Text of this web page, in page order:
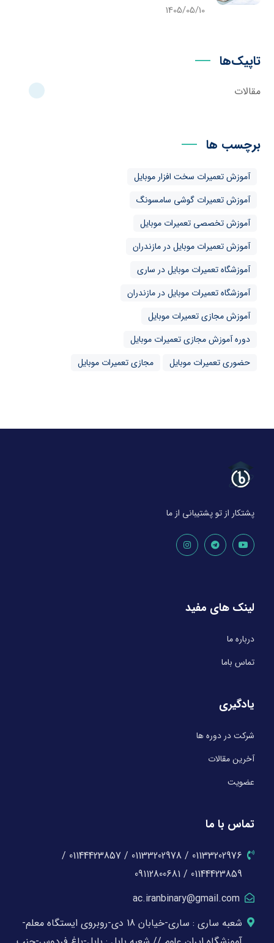
1405/05/10
تاپیک‌ها
مقالات
برچسب ها
آموزش تعمیرات سخت افزار موبایل
آموزش تعمیرات گوشی سامسونگ
آموزش تخصصی تعمیرات موبایل
آموزش تعمیرات موبایل در مازندران
آموزشگاه تعمیرات موبایل در ساری
آموزشگاه تعمیرات موبایل در مازندران
آموزش مجازی تعمیرات موبایل
دوره آموزش مجازی تعمیرات موبایل
حضوری تعمیرات موبایل
مجازی تعمیرات موبایل
پشتکار از تو پشتیبانی از ما
لینک های مفید
درباره ما
تماس باما
یادگیری
شرکت در دوره ها
آخرین مقالات
عضویت
تماس با ما
01133202976 / 01133202978 / 01144423857 /
01144423859 / 09112800681
ac.iranbinary@gmail.com
شعبه ساری : ساری-خیابان 18 دی-روبروی ایستگاه معلم-